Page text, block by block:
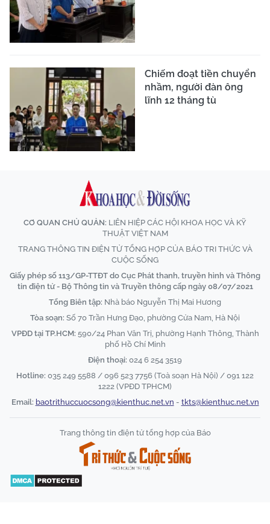
Chiếm đoạt tiền chuyển
nhầm, người đàn ông
lĩnh 12 tháng tù
CƠ QUAN CHỦ QUẢN: LIÊN HIỆP CÁC HỘI KHOA HỌC VÀ KỸ
THUẬT VIỆT NAM
TRANG THÔNG TIN ĐIỆN TỬ TỔNG HỢP CỦA BÁO TRI THỨC VÀ
CUỘC SỐNG
Giấy phép số 113/GP-TTĐT do Cục Phát thanh, truyền hình và Thông
tin điện tử - Bộ Thông tin và Truyền thông cấp ngày 08/07/2021
Tổng Biên tập: Nhà báo Nguyễn Thị Mai Hương
Tòa soạn: Số 70 Trần Hưng Đạo, phường Cửa Nam, Hà Nội
VPĐD tại TP.HCM: 590/24 Phan Văn Trị, phường Hạnh Thông, Thành
phố Hồ Chí Minh
Điện thoại: 024 6 254 3519
Hotline: 035 249 5588 / 096 523 7756 (Toà soạn Hà Nội) / 091 122
1222 (VPĐD TPHCM)
Email: baotrithuccuocsong@kienthuc.net.vn - tkts@kienthuc.net.vn
Trang thông tin điện tử tổng hợp của Báo